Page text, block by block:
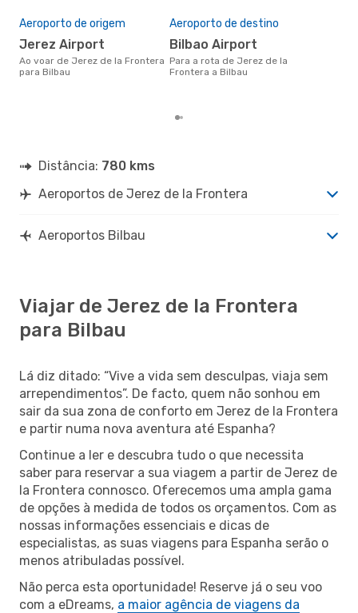
Aeroporto de origem
Jerez Airport
Ao voar de Jerez de la Frontera
para Bilbau
Aeroporto de destino
Bilbao Airport
Para a rota de Jerez de la
Frontera a Bilbau
Distância: 780 kms
Aeroportos de Jerez de la Frontera
Aeroportos Bilbau
Viajar de Jerez de la Frontera
para Bilbau
Lá diz ditado: “Vive a vida sem desculpas, viaja sem
arrependimentos”. De facto, quem não sonhou em
sair da sua zona de conforto em Jerez de la Frontera
e partir numa nova aventura até Espanha?
Continue a ler e descubra tudo o que necessita
saber para reservar a sua viagem a partir de Jerez de
la Frontera connosco. Oferecemos uma ampla gama
de opções à medida de todos os orçamentos. Com as
nossas informações essenciais e dicas de
especialistas, as suas viagens para Espanha serão o
menos atribuladas possível.
Não perca esta oportunidade! Reserve já o seu voo
com a eDreams, a maior agência de viagens da